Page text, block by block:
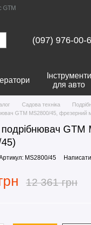
GTM
(097) 976-00-
Інструменти
для авто
Садова техніка
GTM MS2800/45, фрезерний
GTM
MS2800/45 Написати
12 361 грн